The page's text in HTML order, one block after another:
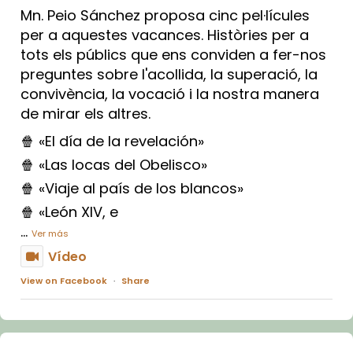
Mn. Peio Sánchez proposa cinc pel·lícules
per a aquestes vacances. Històries per a
tots els públics que ens conviden a fer-nos
preguntes sobre l'acollida, la superació, la
convivència, la vocació i la nostra manera
de mirar els altres.
🍿 «El día de la revelación»
🍿 «Las locas del Obelisco»
🍿 «Viaje al país de los blancos»
🍿 «León XIV, e
... Ver más
Vídeo
View on Facebook · Share
Arquebisbat de Barcelona